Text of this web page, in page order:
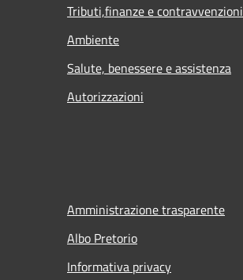
Tributi,finanze e contravvenzioni
Ambiente
Salute, benessere e assistenza
Autorizzazioni
Amministrazione trasparente
Albo Pretorio
Informativa privacy